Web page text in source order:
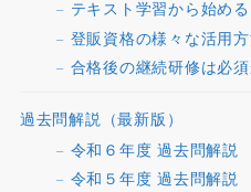
テキスト学習から始め
登販資格の様々な活用
合格後の継続研修は必須
過去問解説（最新版）
令和６年度 過去問解説
令和５年度 過去問解説